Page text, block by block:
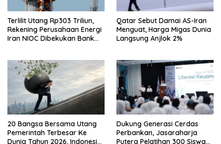
Terlilit Utang Rp303 Triliun,
Rekening Perusahaan Energi
Iran NIOC Dibekukan Bank
Qatar Sebut Damai AS-Iran
Menguat, Harga Migas Dunia
Langsung Anjlok 2%
20 Bangsa Bersama Utang
Pemerintah Terbesar Ke
Dunia Tahun 2026, Indonesia
Dukung Generasi Cerdas
Perbankan, Jasaraharja
Putera Pelatihan 300 Siswa